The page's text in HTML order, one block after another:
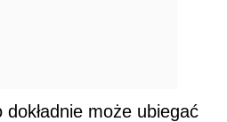
może ubiegać